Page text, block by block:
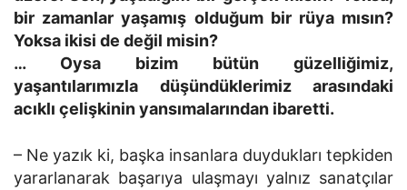
bir zamanlar yaşamış olduğum bir rüya mısın?
Yoksa ikisi de değil misin?
… Oysa bizim bütün güzelliğimiz,
yaşantılarımızla düşündüklerimiz arasındaki
acıklı çelişkinin yansımalarından ibaretti.
– Ne yazık ki, başka insanlara duydukları tepkiden
yararlanarak başarıya ulaşmayı yalnız sanatçılar